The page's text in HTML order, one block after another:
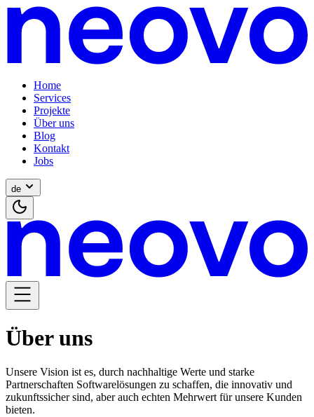
Home
Services
Projekte
Über uns
Blog
Kontakt
Jobs
de
Über uns
Unsere Vision ist es, durch nachhaltige Werte und starke
Partnerschaften Softwarelösungen zu schaffen, die innovativ und
zukunftssicher sind, aber auch echten Mehrwert für unsere Kunden
bieten.